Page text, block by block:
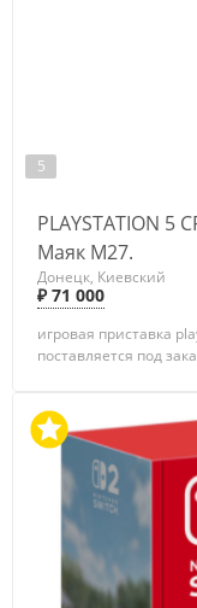
5
PLAYSTATION 5
Маяк М27.
Донецк, Киевский
₽ 71 000
игровая приставка
поставляется под